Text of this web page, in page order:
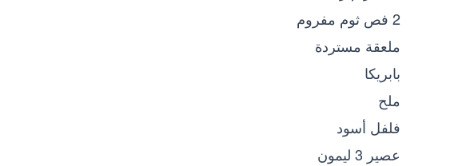
2 فص ثوم مفروم
ملعقة مستردة
بابريكا
ملح
فلفل أسود
عصير 3 ليمون